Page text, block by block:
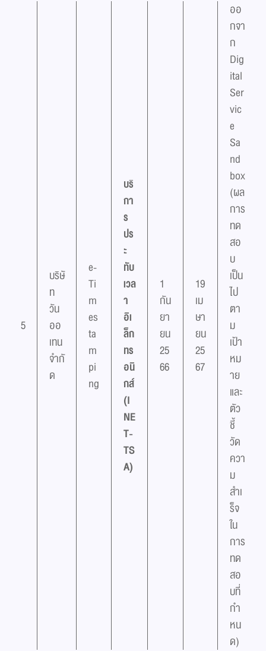
5
บริษั
ท
วัน
ออ
เทน
จำกั
ด
e-
Ti
m
es
ta
m
pi
ng
บริ
กา
ร
ปร
ะ
ทับ
เวล
า
อิเ
ล็ก
ทร
อนิ
กส์
(I
NE
T-
TS
A)
1
กัน
ยา
ยน
25
66
19
เม
ษา
ยน
25
67
ออ
กจา
ก
Dig
ital
Ser
vic
e
Sa
nd
box
(ผล
การ
ทด
สอ
บ
เป็น
ไป
ตา
ม
เป้า
หม
าย
และ
ตัว
ชี้
วัด
ควา
ม
สำเ
ร็จ
ใน
การ
ทด
สอ
บที่
กำ
หน
ด)